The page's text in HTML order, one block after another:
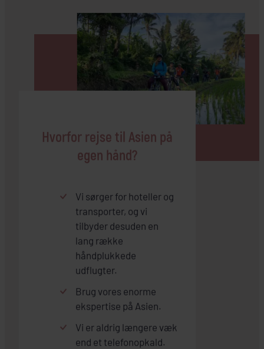
Hvorfor rejse til Asien på
egen hånd?
Vi sørger for hoteller og
transporter, og vi
tilbyder desuden en
lang række
håndplukkede
udflugter.
Brug vores enorme
ekspertise på Asien.
Vi er aldrig længere væk
end et telefonopkald.